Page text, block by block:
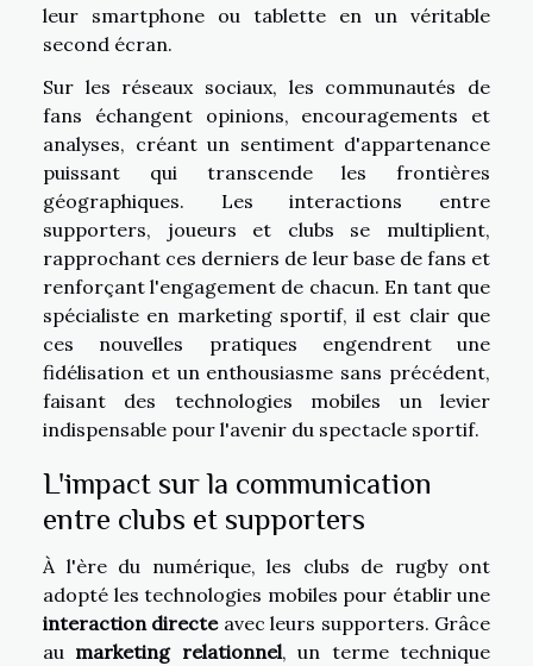
leur smartphone ou tablette en un véritable
second écran.
Sur les réseaux sociaux, les communautés de
fans échangent opinions, encouragements et
analyses, créant un sentiment d'appartenance
puissant qui transcende les frontières
géographiques. Les interactions entre
supporters, joueurs et clubs se multiplient,
rapprochant ces derniers de leur base de fans et
renforçant l'engagement de chacun. En tant que
spécialiste en marketing sportif, il est clair que
ces nouvelles pratiques engendrent une
fidélisation et un enthousiasme sans précédent,
faisant des technologies mobiles un levier
indispensable pour l'avenir du spectacle sportif.
L'impact sur la communication
entre clubs et supporters
À l'ère du numérique, les clubs de rugby ont
adopté les technologies mobiles pour établir une
interaction directeavec leurs supporters. Grâce
au marketing relationnel, un terme technique